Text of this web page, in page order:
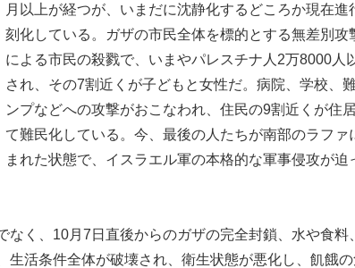
月以上が経つが、いまだに沈静化するどころか現在進
刻化している。ガザの市民全体を標的とする無差別攻
による市民の殺戮で、いまやパレスチナ人2万8000人
され、その7割近くが子どもと女性だ。病院、学校、
ンプなどへの攻撃がおこなわれ、住民の9割近くが住
て難民化している。今、最後の人たちが南部のラファ
まれた状態で、イスラエル軍の本格的な軍事侵攻が迫
く、10月7日直後からのガザの完全封鎖、水や食料
生活条件全体が破壊され、衛生状態が悪化し、飢餓